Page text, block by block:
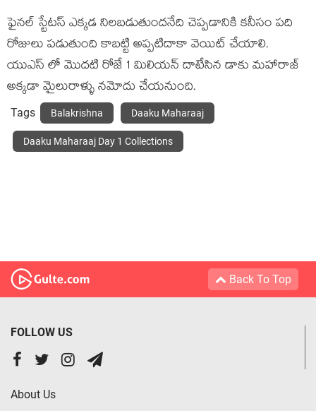
ఫైనల్ స్టేటస్ ఎక్కడ నిలబడుతుందనేది చెప్పడానికి కనీసం పది
రోజులు పడుతుంది కాబట్టి అప్పటిదాకా వెయిట్ చేయాలి.
యుఎస్ లో మొదటి రోజే 1 మిలియన్ దాటేసిన డాకు మహారాజ్
అక్కడా మైలురాళ్ళు నమోదు చేయనుంది.
Tags Balakrishna Daaku Maharaaj
Daaku Maharaaj Day 1 Collections
Back To Top
FOLLOW US
About Us